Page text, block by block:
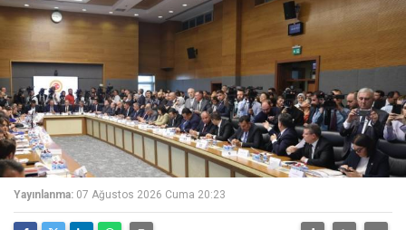
Yayınlanma: 07 Ağustos 2026 Cuma 20:23